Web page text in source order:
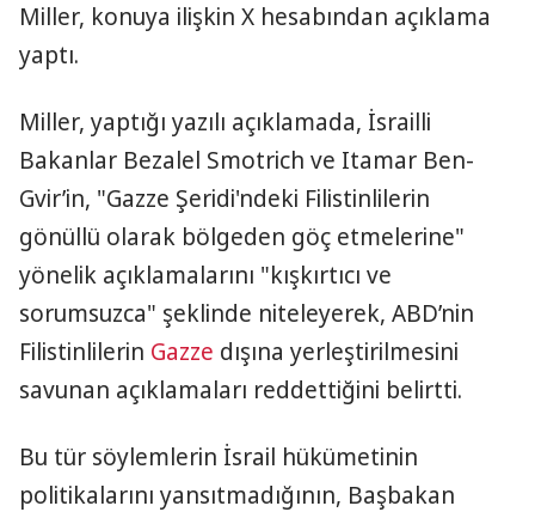
Miller, konuya ilişkin X hesabından açıklama
yaptı.
Miller, yaptığı yazılı açıklamada, İsrailli
Bakanlar Bezalel Smotrich ve Itamar Ben-
Gvir’in, "Gazze Şeridi'ndeki Filistinlilerin
gönüllü olarak bölgeden göç etmelerine"
yönelik açıklamalarını "kışkırtıcı ve
sorumsuzca" şeklinde niteleyerek, ABD’nin
Filistinlilerin Gazze dışına yerleştirilmesini
savunan açıklamaları reddettiğini belirtti.
Bu tür söylemlerin İsrail hükümetinin
politikalarını yansıtmadığının, Başbakan